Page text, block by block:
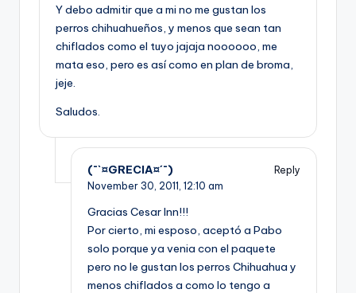
Y debo admitir que a mi no me gustan los
perros chihuahueños, y menos que sean tan
chiflados como el tuyo jajaja noooooo, me
mata eso, pero es así como en plan de broma,
jeje.
Saludos.
(¯`¤GRECIA¤´¯)
Reply
November 30, 2011, 12:10 am
Gracias Cesar Inn!!!
Por cierto, mi esposo, aceptó a Pabo
solo porque ya venia con el paquete
pero no le gustan los perros Chihuahua y
menos chiflados a como lo tengo a